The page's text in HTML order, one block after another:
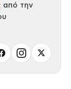
από την